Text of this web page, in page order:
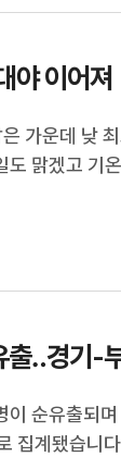
야 이어져
가운데 낮
도 맑겠고 기
만, 당분간
‥경기-
순유출되
집계됐습니